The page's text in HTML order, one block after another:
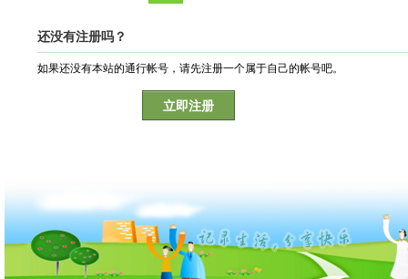
还没有注册吗？
如果还没有本站的通行帐号，请先注册一个属于自己的帐号吧。
立即注册